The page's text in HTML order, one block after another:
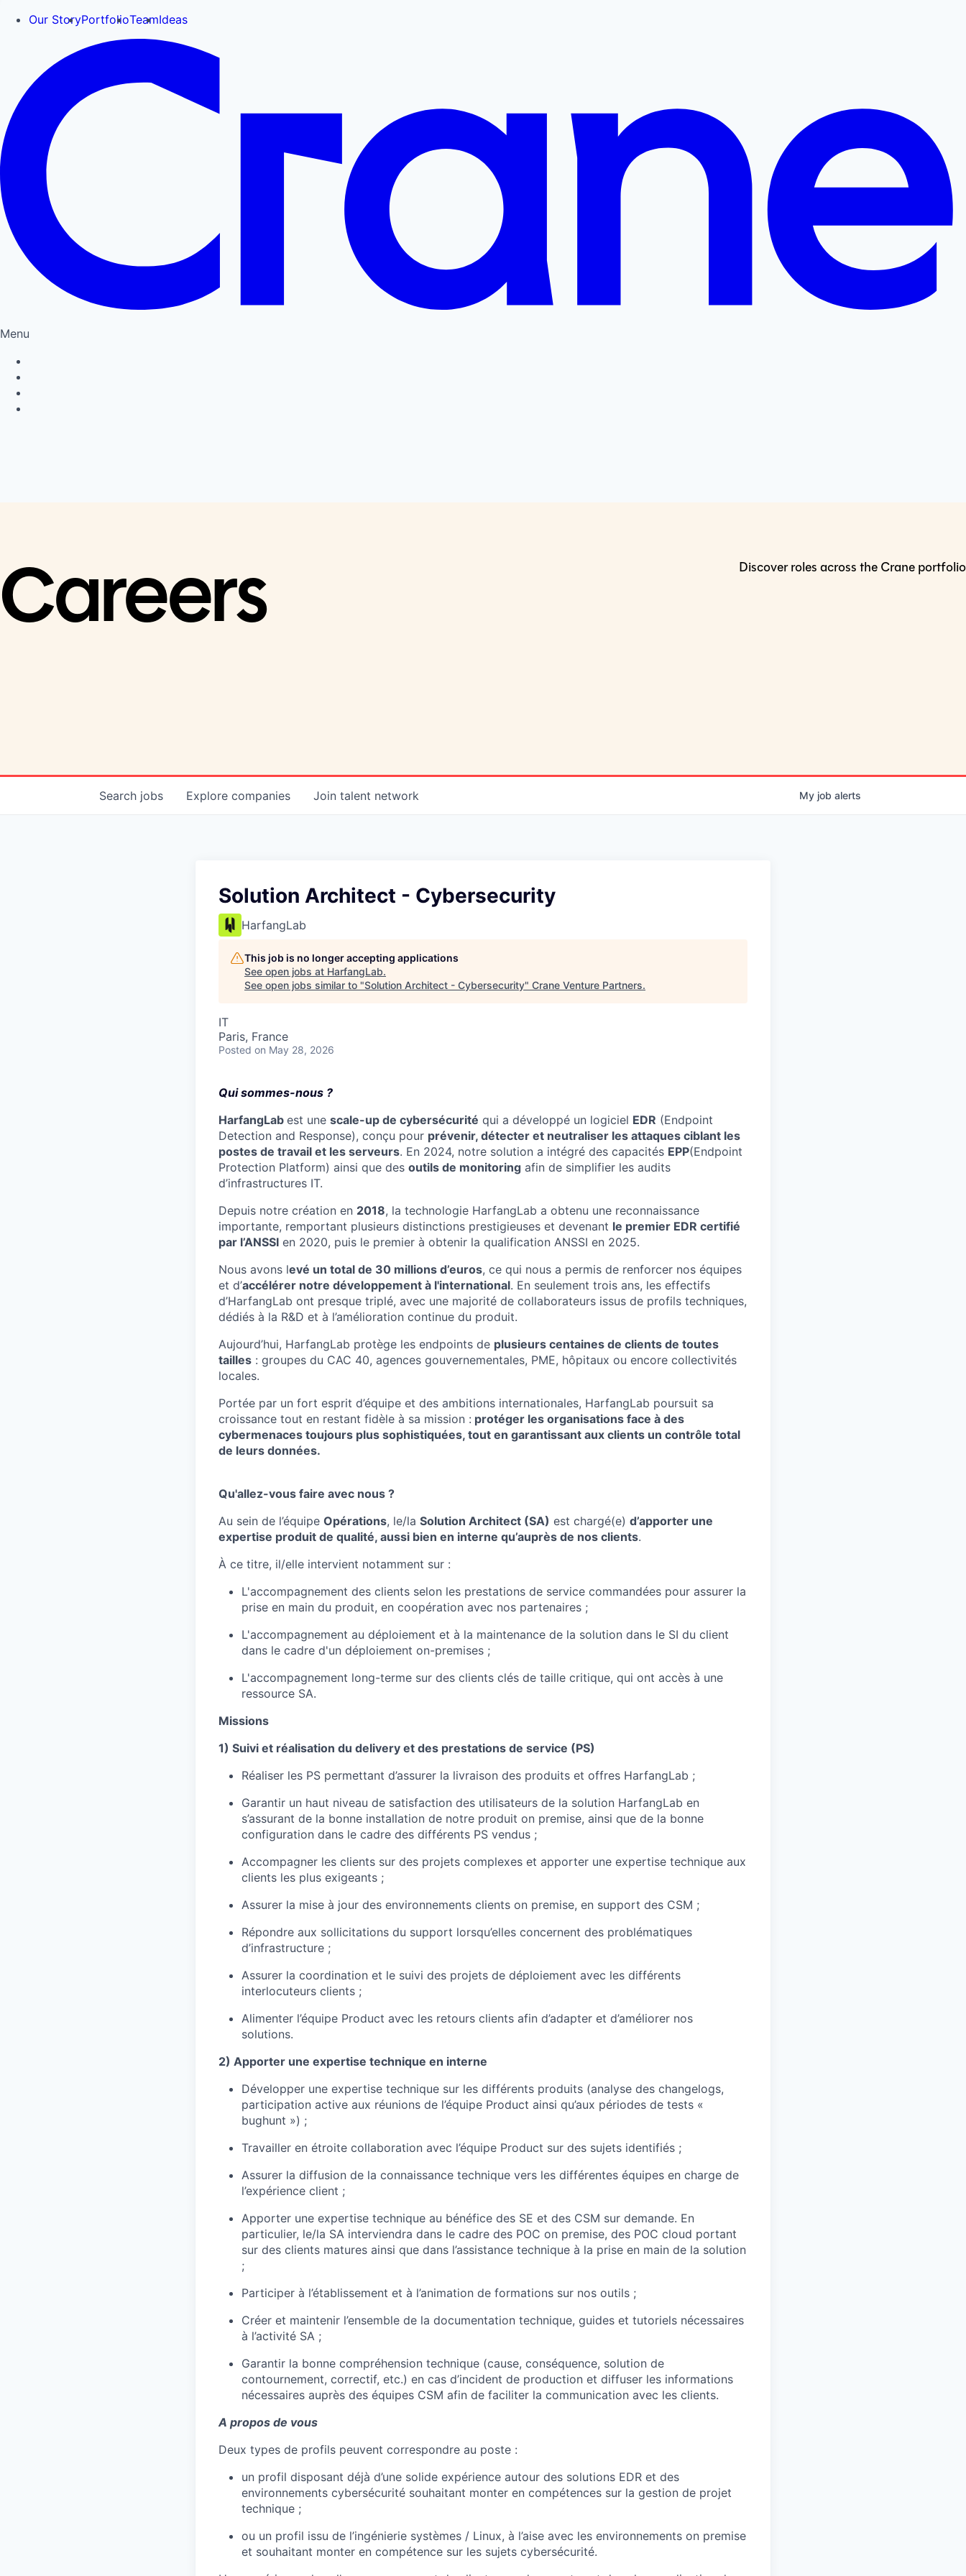
Our StoryPortfolioTeamIdeas
Menu
Careers Discover roles across the Crane portfolio
Search jobs Explore companies Join talent network My job alerts
Solution Architect - Cybersecurity
HarfangLab
This job is no longer accepting applications
See open jobs at HarfangLab.
See open jobs similar to "Solution Architect - Cybersecurity" Crane Venture Partners.
IT
Paris, France
Posted on May 28, 2026
Qui sommes-nous ?
HarfangLab est une scale-up de cybersécurité qui a développé un logiciel EDR (Endpoint
Detection and Response), conçu pour prévenir, détecter et neutraliser les attaques ciblant les
postes de travail et les serveurs. En 2024, notre solution a intégré des capacités EPP(Endpoint
Protection Platform) ainsi que des outils de monitoring afin de simplifier les audits
d’infrastructures IT.
Depuis notre création en 2018, la technologie HarfangLab a obtenu une reconnaissance
importante, remportant plusieurs distinctions prestigieuses et devenant le premier EDR certifié
par l’ANSSI en 2020, puis le premier à obtenir la qualification ANSSI en 2025.
Nous avons levé un total de 30 millions d’euros, ce qui nous a permis de renforcer nos équipes
et d’accélérer notre développement à l'international. En seulement trois ans, les effectifs
d’HarfangLab ont presque triplé, avec une majorité de collaborateurs issus de profils techniques,
dédiés à la R&D et à l’amélioration continue du produit.
Aujourd’hui, HarfangLab protège les endpoints de plusieurs centaines de clients de toutes
tailles : groupes du CAC 40, agences gouvernementales, PME, hôpitaux ou encore collectivités
locales.
Portée par un fort esprit d’équipe et des ambitions internationales, HarfangLab poursuit sa
croissance tout en restant fidèle à sa mission : protéger les organisations face à des
cybermenaces toujours plus sophistiquées, tout en garantissant aux clients un contrôle total
de leurs données.
Qu'allez-vous faire avec nous ?
Au sein de l’équipe Opérations, le/la Solution Architect (SA) est chargé(e) d’apporter une
expertise produit de qualité, aussi bien en interne qu’auprès de nos clients.
À ce titre, il/elle intervient notamment sur :
L'accompagnement des clients selon les prestations de service commandées pour assurer la
prise en main du produit, en coopération avec nos partenaires ;
L'accompagnement au déploiement et à la maintenance de la solution dans le SI du client
dans le cadre d'un déploiement on-premises ;
L'accompagnement long-terme sur des clients clés de taille critique, qui ont accès à une
ressource SA.
Missions
1) Suivi et réalisation du delivery et des prestations de service (PS)
Réaliser les PS permettant d’assurer la livraison des produits et offres HarfangLab ;
Garantir un haut niveau de satisfaction des utilisateurs de la solution HarfangLab en
s’assurant de la bonne installation de notre produit on premise, ainsi que de la bonne
configuration dans le cadre des différents PS vendus ;
Accompagner les clients sur des projets complexes et apporter une expertise technique aux
clients les plus exigeants ;
Assurer la mise à jour des environnements clients on premise, en support des CSM ;
Répondre aux sollicitations du support lorsqu’elles concernent des problématiques
d’infrastructure ;
Assurer la coordination et le suivi des projets de déploiement avec les différents
interlocuteurs clients ;
Alimenter l’équipe Product avec les retours clients afin d’adapter et d’améliorer nos
solutions.
2) Apporter une expertise technique en interne
Développer une expertise technique sur les différents produits (analyse des changelogs,
participation active aux réunions de l’équipe Product ainsi qu’aux périodes de tests «
bughunt ») ;
Travailler en étroite collaboration avec l’équipe Product sur des sujets identifiés ;
Assurer la diffusion de la connaissance technique vers les différentes équipes en charge de
l’expérience client ;
Apporter une expertise technique au bénéfice des SE et des CSM sur demande. En
particulier, le/la SA interviendra dans le cadre des POC on premise, des POC cloud portant
sur des clients matures ainsi que dans l’assistance technique à la prise en main de la solution
;
Participer à l’établissement et à l’animation de formations sur nos outils ;
Créer et maintenir l’ensemble de la documentation technique, guides et tutoriels nécessaires
à l’activité SA ;
Garantir la bonne compréhension technique (cause, conséquence, solution de
contournement, correctif, etc.) en cas d’incident de production et diffuser les informations
nécessaires auprès des équipes CSM afin de faciliter la communication avec les clients.
A propos de vous
Deux types de profils peuvent correspondre au poste :
un profil disposant déjà d’une solide expérience autour des solutions EDR et des
environnements cybersécurité souhaitant monter en compétences sur la gestion de projet
technique ;
ou un profil issu de l’ingénierie systèmes / Linux, à l’aise avec les environnements on premise
et souhaitant monter en compétence sur les sujets cybersécurité.